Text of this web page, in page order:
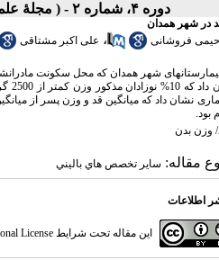
دوره ۴، شماره ۲ - ( مجلۀ علمی دانشگاه علوم پزشکی همدان-بهار و تابستان ۱۳۷۶ )
در شهر همدان
فروشانی ، علی اکبر مشتاقی
شهر همدان که محل سکونت مادرانشان شهر همدان بود
وزن بدن
مقاله: سایر تخصص هاي باليني
اطلاعات
این مقاله تحت شرایط License